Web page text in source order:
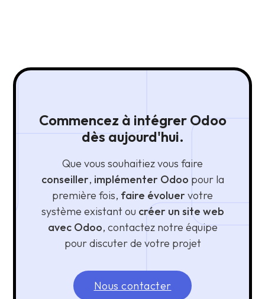
Commencez à intégrer Odoo
dès aujourd'hui.
Que vous souhaitiez vous faire
conseiller, implémenter Odoo pour la
première fois, faire évoluer votre
système existant ou créer un site web
avec Odoo, contactez notre équipe
pour discuter de votre projet
Nous contacter